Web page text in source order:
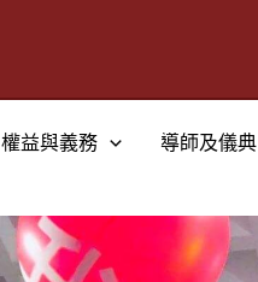
權益與義務 導師及儀典